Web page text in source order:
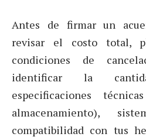
Antes de firmar un
revisar el costo total,
condiciones de
identificar la
especificaciones
almacenamiento),
compatibilidad con tus